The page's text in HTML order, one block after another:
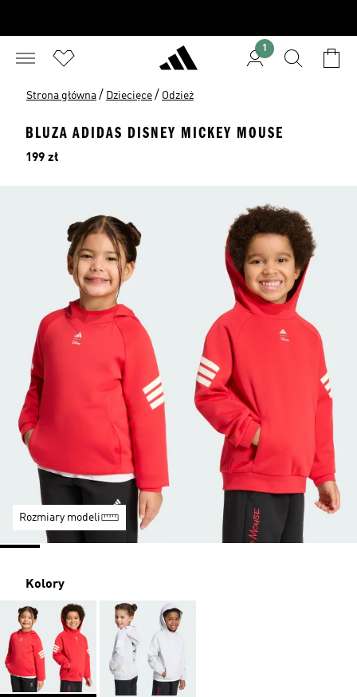
1
Strona główna / Dziecięce / Odzież
BLUZA ADIDAS DISNEY MICKEY MOUSE
Cena
199 zł
Rozmiary modeli
Kolory